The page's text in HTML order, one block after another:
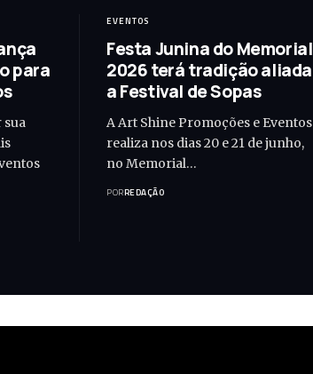
para
sua
EVENTOS
Festa Junina do Memorial
2026 terá tradição aliada
a Festival de Sopas
A Art Shine Promoções e Eventos
realiza nos dias 20 e 21 de junho,
no Memorial…
PORREDAÇÃO